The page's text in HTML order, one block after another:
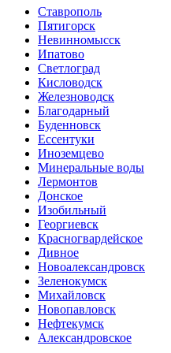
Ставрополь
Пятигорск
Невинномысск
Ипатово
Светлоград
Кисловодск
Железноводск
Благодарный
Буденновск
Ессентуки
Иноземцево
Минеральные воды
Лермонтов
Донское
Изобильный
Георгиевск
Красногвардейское
Дивное
Новоалександровск
Зеленокумск
Михайловск
Новопавловск
Нефтекумск
Александровское